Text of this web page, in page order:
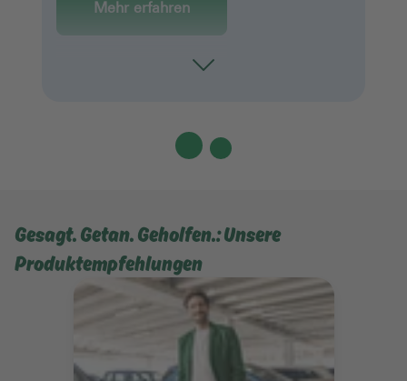
Mehr erfahren
Gesagt. Getan. Geholfen.: Unsere
Produktempfehlungen
Mehr erfahren